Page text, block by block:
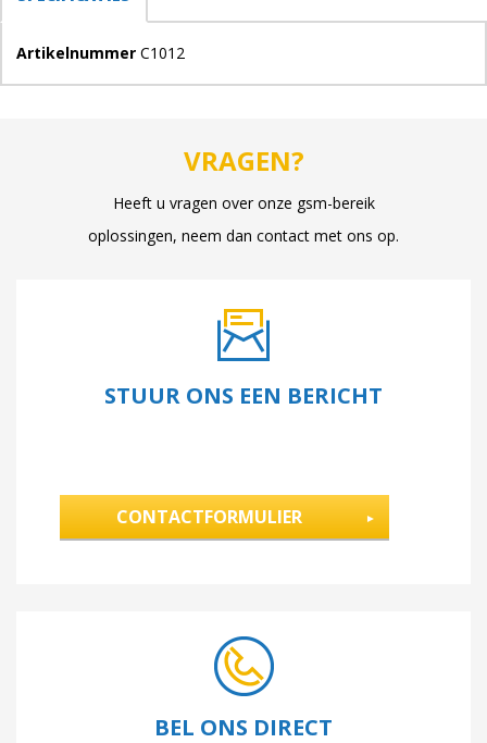
TABBLAD)
Artikelnummer C1012
VRAGEN?
Heeft u vragen over onze gsm-bereik
oplossingen, neem dan contact met ons op.
STUUR ONS EEN BERICHT
CONTACTFORMULIER
BEL ONS DIRECT